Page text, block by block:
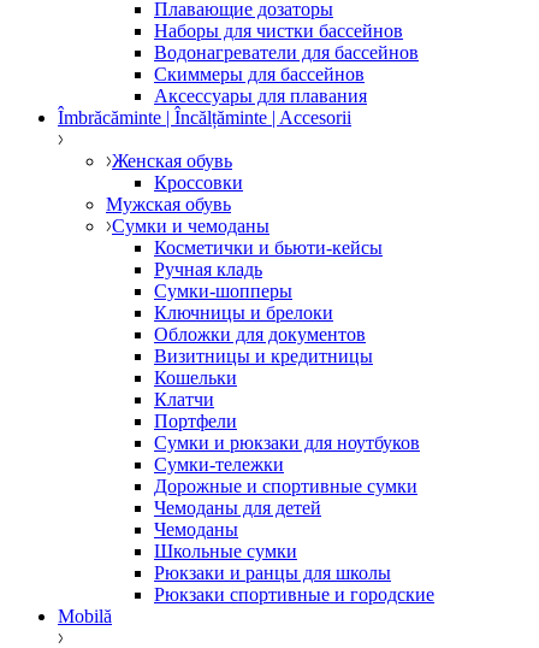
Плавающие дозаторы
Наборы для чистки бассейнов
Водонагреватели для бассейнов
Скиммеры для бассейнов
Аксессуары для плавания
Îmbrăcăminte | Încălțăminte | Accesorii
Женская обувь
Кроссовки
Мужская обувь
Сумки и чемоданы
Косметички и бьюти-кейсы
Ручная кладь
Сумки-шопперы
Ключницы и брелоки
Обложки для документов
Визитницы и кредитницы
Кошельки
Клатчи
Портфели
Сумки и рюкзаки для ноутбуков
Сумки-тележки
Дорожные и спортивные сумки
Чемоданы для детей
Чемоданы
Школьные сумки
Рюкзаки и ранцы для школы
Рюкзаки спортивные и городские
Mobilă